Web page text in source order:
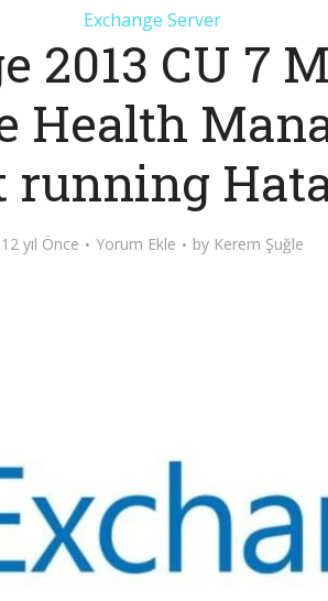
Exchange Server
2013 CU 7
Health
running
12 yıl Önce Yorum Ekle by Kerem Şuğle